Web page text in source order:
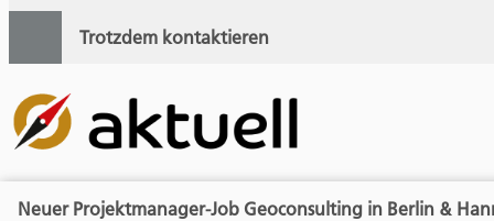
Trotzdem kontaktieren
Neuer Projektmanager-Job Geoconsulting in Berlin &